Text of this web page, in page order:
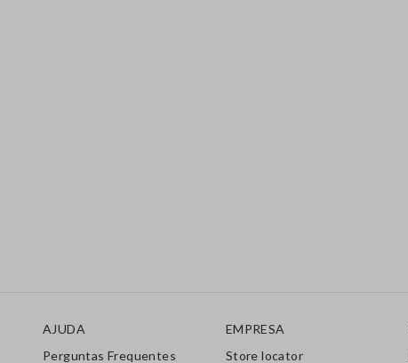
AJUDA
Perguntas Frequentes
EMPRESA
Store locator